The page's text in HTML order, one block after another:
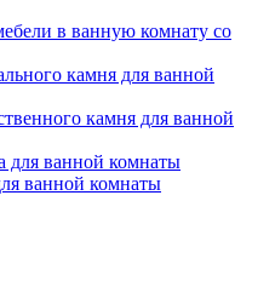
в ванную комнату со
камня для ванной
камня для ванной
для ванной комнаты
ванной комнаты